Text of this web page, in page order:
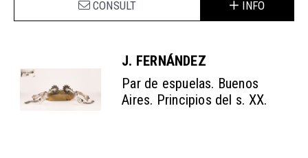
CONSULT INFO
J. FERNÁNDEZ
Par de espuelas. Buenos
Aires. Principios del s. XX.